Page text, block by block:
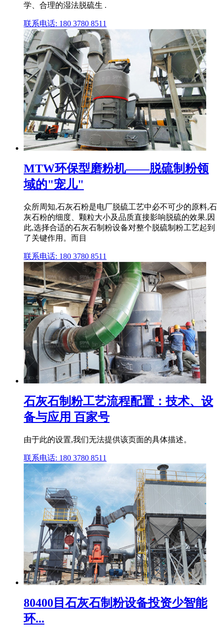
学、合理的湿法脱硫生 .
联系电话: 180 3780 8511
MTW环保型磨粉机——脱硫制粉领
域的"宠儿"
众所周知,石灰石粉是电厂脱硫工艺中必不可少的原料,石
灰石粉的细度、颗粒大小及品质直接影响脱硫的效果,因
此,选择合适的石灰石制粉设备对整个脱硫制粉工艺起到
了关键作用。而目
联系电话: 180 3780 8511
石灰石制粉工艺流程配置：技术、设
备与应用 百家号
由于此的设置,我们无法提供该页面的具体描述。
联系电话: 180 3780 8511
80400目石灰石制粉设备投资少智能
环...